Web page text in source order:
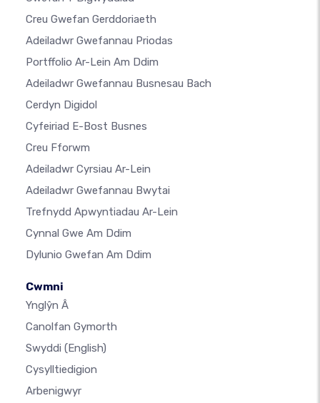
Creu Gwefan Gerddoriaeth
Adeiladwr Gwefannau Priodas
Portffolio Ar-Lein Am Ddim
Adeiladwr Gwefannau Busnesau Bach
Cerdyn Digidol
Cyfeiriad E-Bost Busnes
Creu Fforwm
Adeiladwr Cyrsiau Ar-Lein
Adeiladwr Gwefannau Bwytai
Trefnydd Apwyntiadau Ar-Lein
Cynnal Gwe Am Ddim
Dylunio Gwefan Am Ddim
Cwmni
Ynglŷn Â
Canolfan Gymorth
Swyddi (English)
Cysylltiedigion
Arbenigwyr